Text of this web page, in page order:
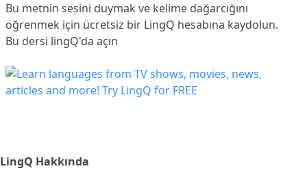
Bu metnin sesini duymak ve kelime dağarcığını
öğrenmek için ücretsiz bir LingQ hesabına kaydolun.
Bu dersi lingQ'da açın
LingQ Hakkında